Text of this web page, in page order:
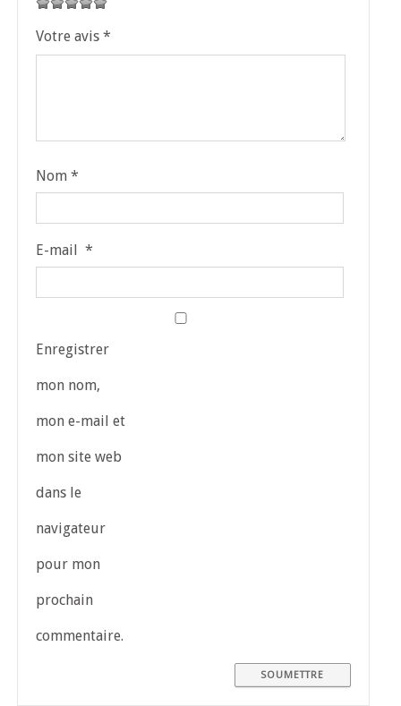
Votre avis *
Nom *
E-mail *
Enregistrer
mon nom,
mon e-mail et
mon site web
dans le
navigateur
pour mon
prochain
commentaire.